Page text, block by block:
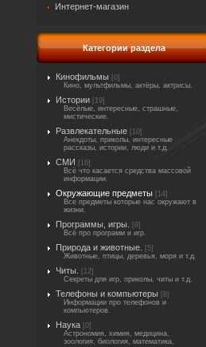
Интернет-магазин
Категории раздела
Кинофильмы
[0]
Кино, мультфильмы, актёры, актрисы.
Истории
[19]
Весёлые, интересные, страшные,
мистические.
Развлекательные
[10]
Анекдоты, приколы, интересные
рассказы, истории, люди и т.д.
СМИ
[16]
Всё что касается средства массовой
информации.
Окружающие предметы
[14]
Все предметы которые нас окружают в
жизни.
Программы, игры.
[8]
Всё про программ и игр.
Природа и животные.
[5]
Животные, птицы, деревья, моря и т.д.
Читы.
[12]
Секреты для игр, приколы, читы и т.д.
Телефоны и компьютеры
[8]
Информации про телефонов и
компьютеров.
Наука
[0]
Астрономия, химия, медицина,
зоология, биология, математика,